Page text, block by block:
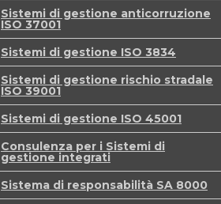
Sistemi di gestione anticorruzione
ISO 37001
Sistemi di gestione ISO 3834
Sistemi di gestione rischio stradale
ISO 39001
Sistemi di gestione ISO 45001
Consulenza per i Sistemi di
gestione integrati
Sistema di responsabilità SA 8000